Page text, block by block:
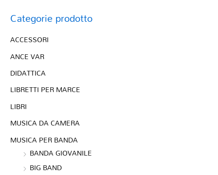
Categorie prodotto
ACCESSORI
ANCE VAR
DIDATTICA
LIBRETTI PER MARCE
LIBRI
MUSICA DA CAMERA
MUSICA PER BANDA
BANDA GIOVANILE
BIG BAND